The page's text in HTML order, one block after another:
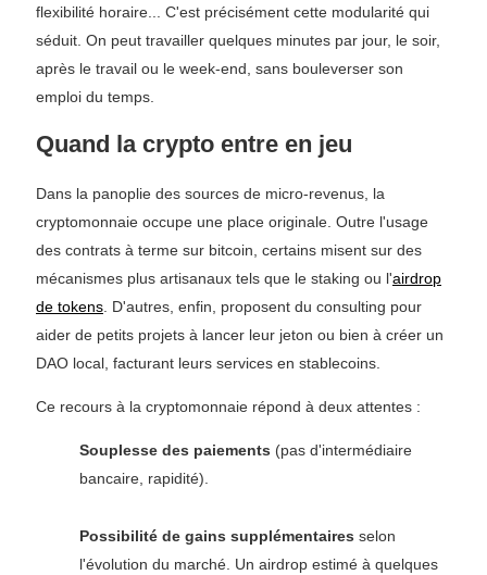
flexibilité horaire... C'est précisément cette modularité qui
séduit. On peut travailler quelques minutes par jour, le soir,
après le travail ou le week-end, sans bouleverser son
emploi du temps.
Quand la crypto entre en jeu
Dans la panoplie des sources de micro-revenus, la
cryptomonnaie occupe une place originale. Outre l'usage
des contrats à terme sur bitcoin, certains misent sur des
mécanismes plus artisanaux tels que le staking ou l'airdrop
de tokens . D'autres, enfin, proposent du consulting pour
aider de petits projets à lancer leur jeton ou bien à créer un
DAO local, facturant leurs services en stablecoins.
Ce recours à la cryptomonnaie répond à deux attentes :
Souplesse des paiements (pas d'intermédiaire
bancaire, rapidité).
Possibilité de gains supplémentaires selon
l'évolution du marché. Un airdrop estimé à quelques